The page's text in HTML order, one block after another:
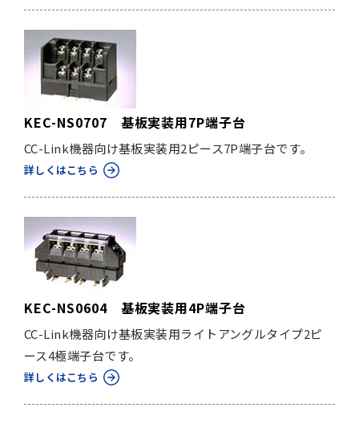
KEC-NS0707 基板実装用7P端子台
CC-Link機器向け基板実装用2ピース7P端子台です。
詳しくはこちら
KEC-NS0604 基板実装用4P端子台
CC-Link機器向け基板実装用ライトアングルタイプ2ピ
ース4極端子台です。
詳しくはこちら